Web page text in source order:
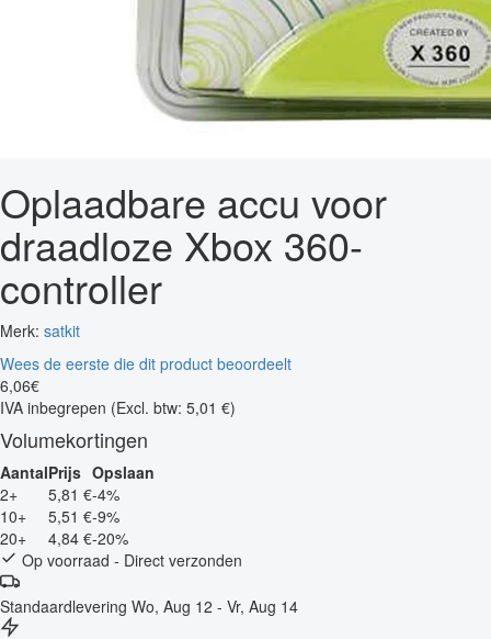
Oplaadbare accu voor
draadloze Xbox 360-
controller
Merk: satkit
Wees de eerste die dit product beoordeelt
6,06€
IVA inbegrepen (Excl. btw: 5,01 €)
Volumekortingen
AantalPrijs Opslaan
2+
5,81 €-4%
10+
5,51 €-9%
20+
4,84 €-20%
Op voorraad - Direct verzonden
Standaardlevering Wo, Aug 12 - Vr, Aug 14